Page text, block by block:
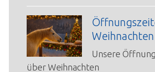
Weihnachten
Unsere
über Weihnachten